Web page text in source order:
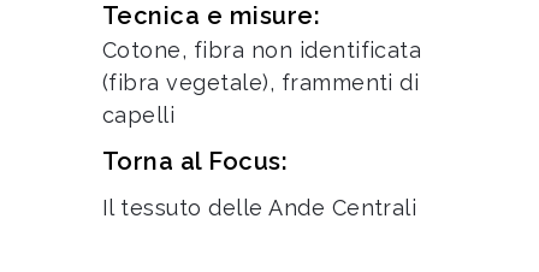
Tecnica e misure:
Cotone, fibra non identificata
(fibra vegetale), frammenti di
capelli
Torna al Focus:
Il tessuto delle Ande Centrali